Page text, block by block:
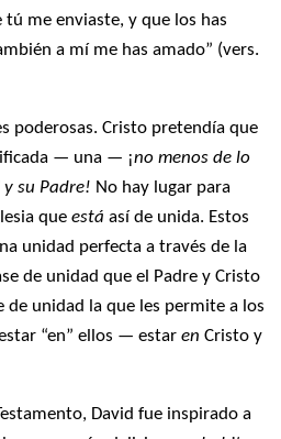
me enviaste, y que los has
a mí me has amado” (vers.
poderosas. Cristo pretendía que
— una — ¡no menos de lo
su Padre! No hay lugar para
queestá así de unida. Estos
unidad perfecta a través de la
de unidad que el Padre y Cristo
de unidad la que les permite a los
“en” ellos — estaren Cristo y
David fue inspirado a